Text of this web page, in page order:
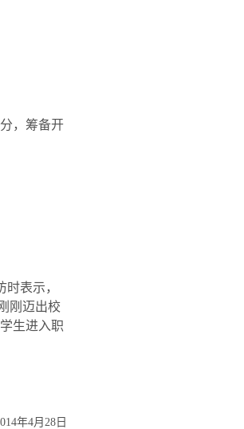
，筹备开
表示，
刚迈出校
生进入职
年4月28日